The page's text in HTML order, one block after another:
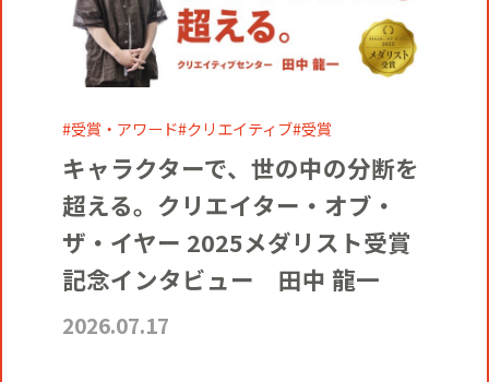
受賞・アワード クリエイティブ 受賞
キャラクターで、世の中の分断を
超える。クリエイター・オブ・
ザ・イヤー 2025メダリスト受賞
記念インタビュー 田中 龍一
2026.07.17